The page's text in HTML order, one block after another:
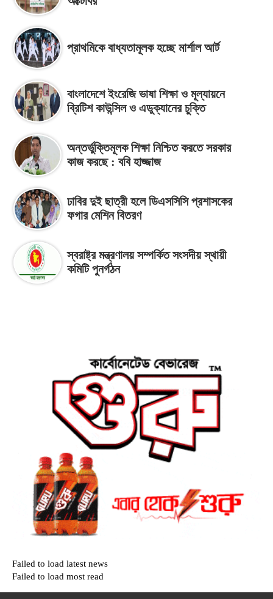
প্রাথমিকে বাধ্যতামূলক হচ্ছে মার্শাল আর্ট
বাংলাদেশে ইংরেজি ভাষা শিক্ষা ও মূল্যায়নে
ব্রিটিশ কাউন্সিল ও এডুক্যানের চুক্তি
অন্তর্ভুক্তিমূলক শিক্ষা নিশ্চিত করতে সরকার
কাজ করছে : ববি হাজ্জাজ
ঢাবির দুই ছাত্রী হলে ডিএসসিসি প্রশাসকের
ফগার মেশিন বিতরণ
স্বরাষ্ট্র মন্ত্রণালয় সম্পর্কিত সংসদীয় স্থায়ী
কমিটি পুনর্গঠন
Failed to load latest news
Failed to load most read